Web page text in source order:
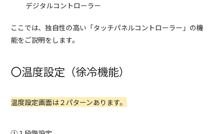
デジタルコントローラー
ここでは、独自性の高い「タッチパネルコントローラー」の機
能をご説明をします。
〇温度設定（徐冷機能）
温度設定画面は２パターンあります。